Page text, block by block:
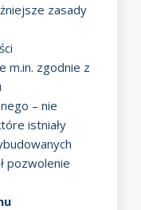
zasady
m.in. zgodnie z
– nie
istniały
pozwolenie